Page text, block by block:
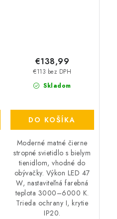
Skladom
€113 bez DPH
€138,99
DO KOŠÍKA
Moderné matné čierne
stropné svietidlo s bielym
tienidlom, vhodné do
obývačky. Výkon LED 47
W, nastaviteľná farebná
teplota 3000–6000 K.
Trieda ochrany I, krytie
IP20.